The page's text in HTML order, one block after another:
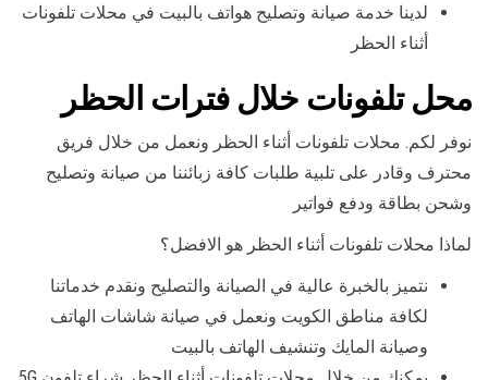
لدينا خدمة صيانة وتصليح هواتف بالبيت في محلات تلفونات
أثناء الحظر
محل تلفونات خلال فترات الحظر
نوفر لكم. محلات تلفونات أثناء الحظر ونعمل من خلال فريق
محترف وقادر على تلبية طلبات كافة زبائننا من صيانة وتصليح
وشحن بطاقة ودفع فواتير
لماذا محلات تلفونات أثناء الحظر هو الافضل؟
نتميز بالخبرة عالية في الصيانة والتصليح ونقدم خدماتنا
لكافة مناطق الكويت ونعمل في صيانة شاشات الهاتف
وصيانة المايك وتنشيف الهاتف بالبيت